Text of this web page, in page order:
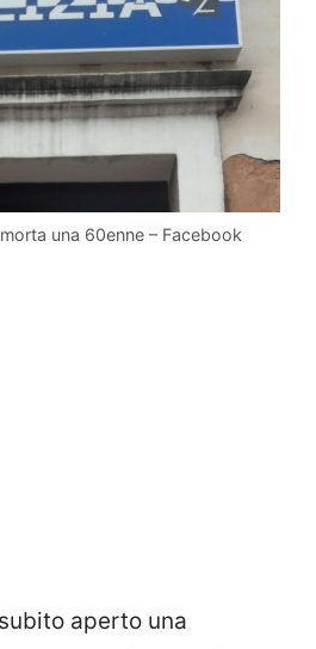
una 60enne – Facebook
aperto una